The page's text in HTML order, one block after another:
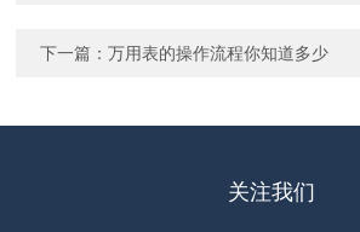
下一篇：万用表的操作流程你知道多少
关注我们